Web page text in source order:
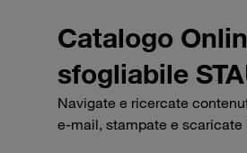
Catalogo
sfogliabile
Navigate e ricercate
e-mail, stampate e scaricate